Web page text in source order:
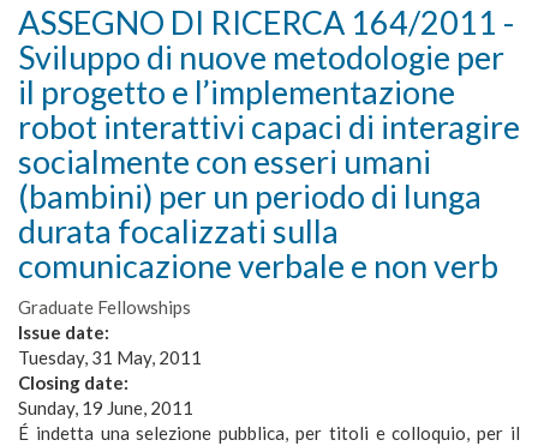
165/2011
-
Evoluzione
di
capacità
comportamentali
e
linguistiche
in
robot
umanoidi
ASSEGNO DI RICERCA 164/2011 -
Sviluppo di nuove metodologie per
il progetto e l’implementazione
robot interattivi capaci di interagire
socialmente con esseri umani
(bambini) per un periodo di lunga
durata focalizzati sulla
comunicazione verbale e non verb
Graduate Fellowships
Issue date:
Tuesday, 31 May, 2011
Closing date:
Sunday, 19 June, 2011
É indetta una selezione pubblica, per titoli e colloquio, per il